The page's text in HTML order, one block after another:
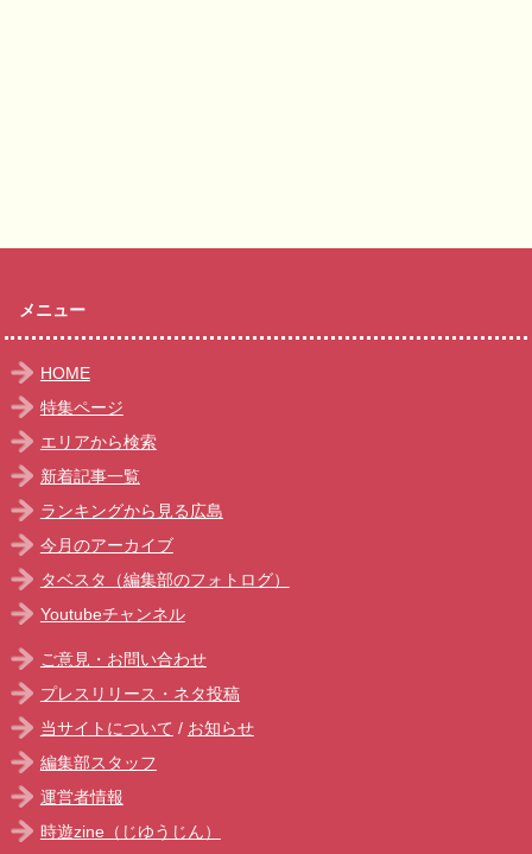
メニュー
HOME
特集ページ
エリアから検索
新着記事一覧
ランキングから見る広島
今月のアーカイブ
タベスタ（編集部のフォトログ）
Youtubeチャンネル
ご意見・お問い合わせ
プレスリリース・ネタ投稿
当サイトについて / お知らせ
編集部スタッフ
運営者情報
時遊zine（じゆうじん）